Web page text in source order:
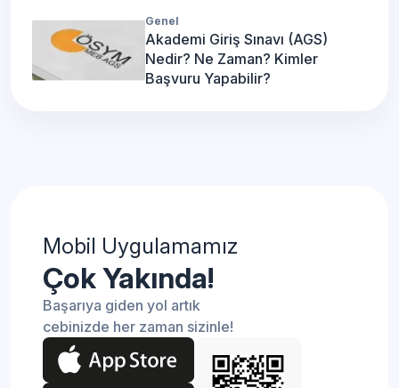
Genel
Akademi Giriş Sınavı (AGS)
Nedir? Ne Zaman? Kimler
Başvuru Yapabilir?
Mobil Uygulamamız
Çok Yakında!
Başarıya giden yol artık
cebinizde her zaman sizinle!